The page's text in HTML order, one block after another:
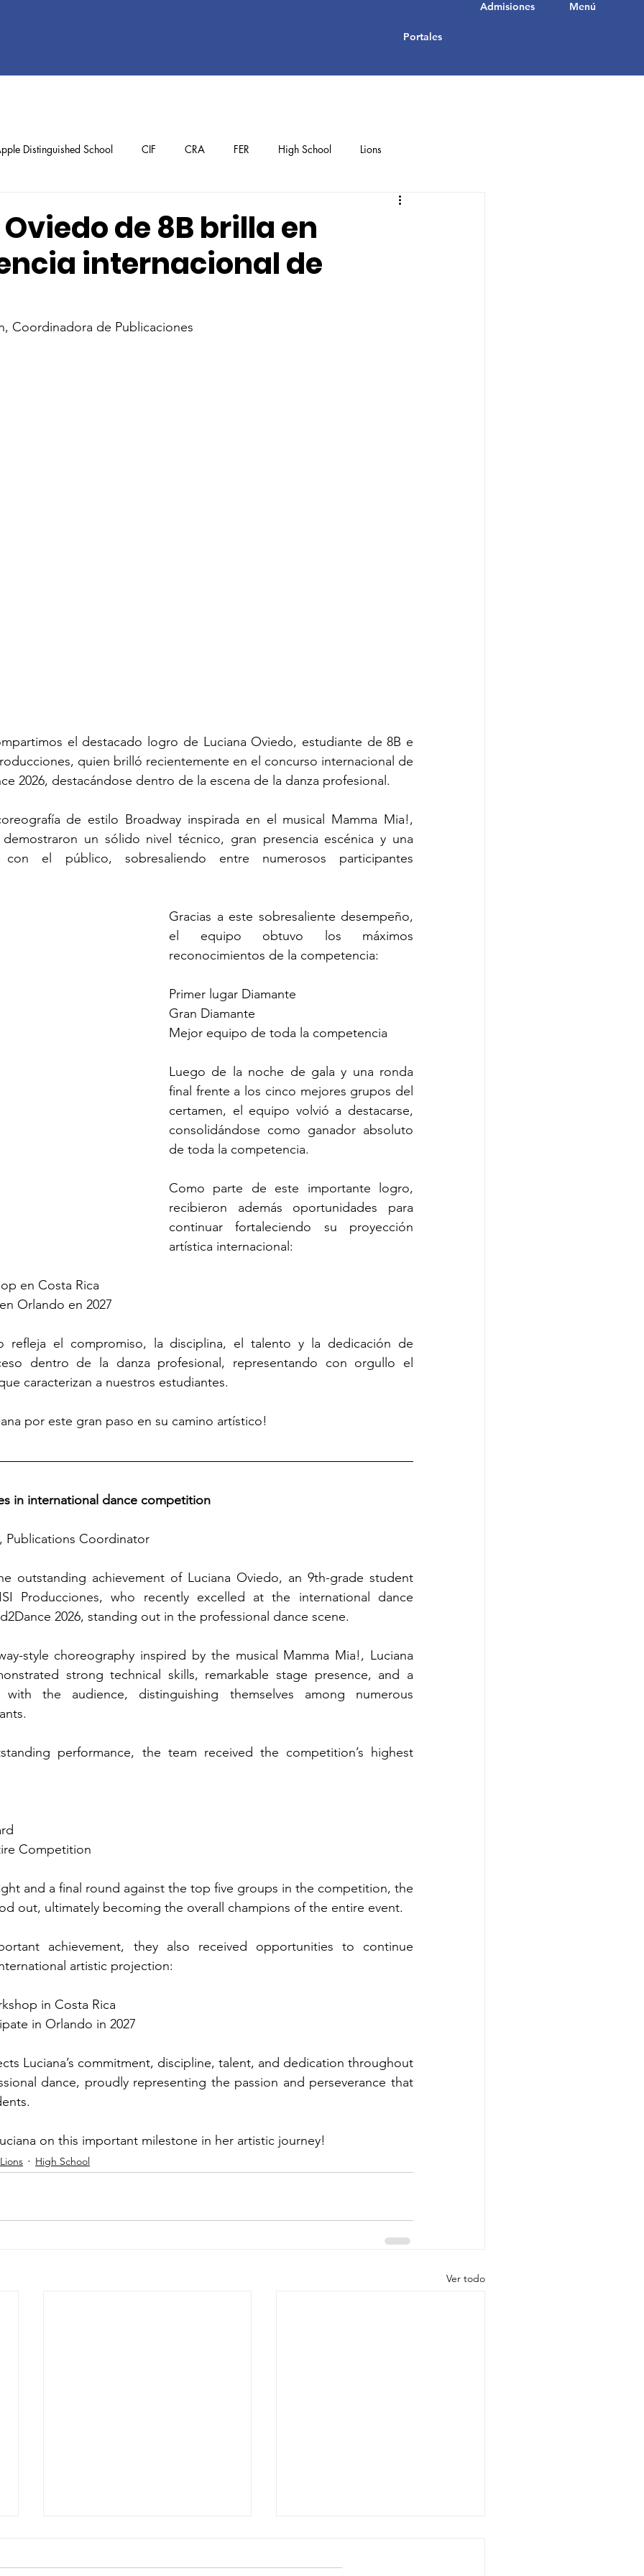
Portales
Menú
Admisiones
Distinguished School CIF CRA FER High School Lions
Student Achievements
de 8B brilla en
internacional de
Coordinadora de Publicaciones
el destacado logro de Luciana Oviedo, estudiante de 8B e
quien brilló recientemente en el concurso internacional de
2026, destacándose dentro de la escena de la danza profesional.
de estilo Broadway inspirada en el musical Mamma Mia!,
un sólido nivel técnico, gran presencia escénica y una
con el público, sobresaliendo entre numerosos participantes
Gracias a este sobresaliente desempeño,
el equipo obtuvo los máximos
reconocimientos de la competencia:
Primer lugar Diamante
Gran Diamante
Mejor equipo de toda la competencia
Luego de la noche de gala y una ronda
final frente a los cinco mejores grupos del
certamen, el equipo volvió a destacarse,
consolidándose como ganador absoluto
de toda la competencia.
Como parte de este importante logro,
recibieron además oportunidades para
continuar fortaleciendo su proyección
artística internacional:
en Costa Rica
Orlando en 2027
refleja el compromiso, la disciplina, el talento y la dedicación de
dentro de la danza profesional, representando con orgullo el
caracterizan a nuestros estudiantes.
por este gran paso en su camino artístico!
in international dance competition
Publications Coordinator
outstanding achievement of Luciana Oviedo, an 9th-grade student
Producciones, who recently excelled at the international dance
2026, standing out in the professional dance scene.
style choreography inspired by the musical Mamma Mia!, Luciana
strong technical skills, remarkable stage presence, and a
with the audience, distinguishing themselves among numerous
performance, the team received the competition’s highest
Competition
and a final round against the top five groups in the competition, the
out, ultimately becoming the overall champions of the entire event.
achievement, they also received opportunities to continue
artistic projection:
in Costa Rica
in Orlando in 2027
Luciana’s commitment, discipline, talent, and dedication throughout
dance, proudly representing the passion and perseverance that
on this important milestone in her artistic journey!
Lions High School
Ver todo